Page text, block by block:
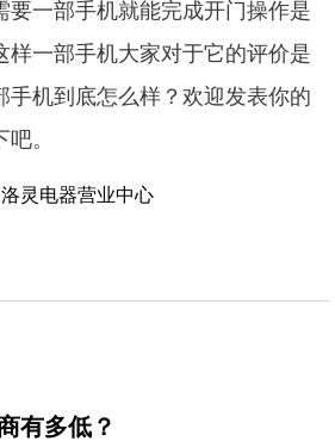
要一部手机就能完成开门操作是
样一部手机大家对于它的评价是
手机到底怎么样？欢迎发表你的
。
灵电器营业中心
有多低？